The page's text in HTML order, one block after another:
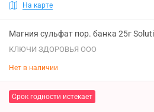
На карте
Магния сульфат пор. банка 25г
КЛЮЧИ ЗДОРОВЬЯ ООО
Нет в наличии
Срок годности истекает